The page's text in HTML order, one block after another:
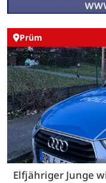
Prüm
Elfjähriger Junge